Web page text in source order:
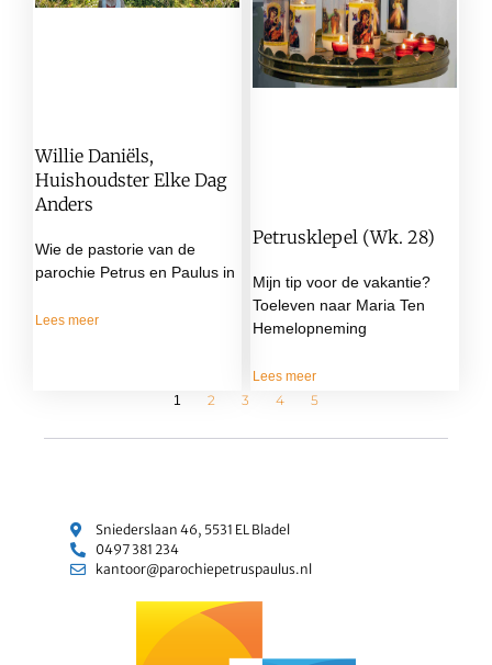
Willie Daniëls,
Huishoudster Elke Dag
Anders
Wie de pastorie van de
parochie Petrus en Paulus in
Lees meer
Petrusklepel (wk. 28)
Mijn tip voor de vakantie?
Toeleven naar Maria Ten
Hemelopneming
Lees meer
1
2 3 4 5
Sniederslaan 46, 5531 EL Bladel
0497 381 234
kantoor@parochiepetruspaulus.nl